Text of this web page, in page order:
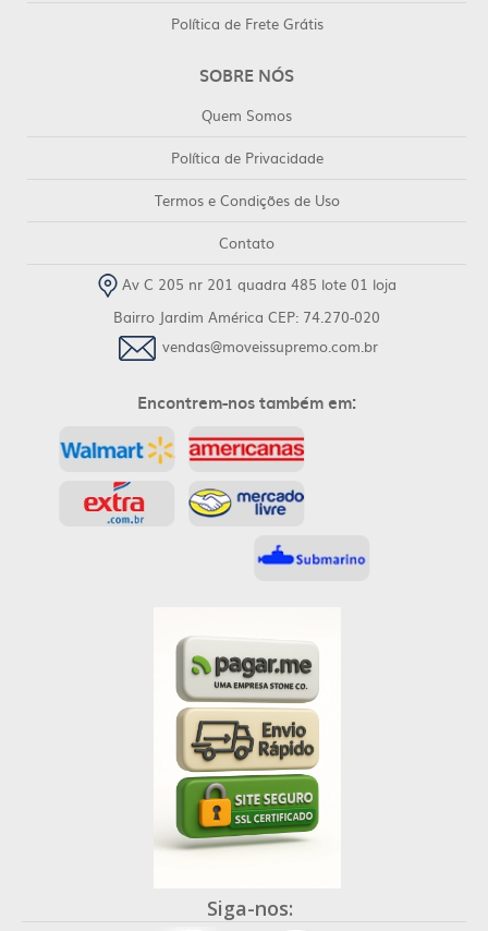
Política de Frete Grátis
SOBRE NÓS
Quem Somos
Política de Privacidade
Termos e Condições de Uso
Contato
Av C 205 nr 201 quadra 485 lote 01 loja
Bairro Jardim América CEP: 74.270-020
vendas@moveissupremo.com.br
Encontrem-nos também em:
Siga-nos: